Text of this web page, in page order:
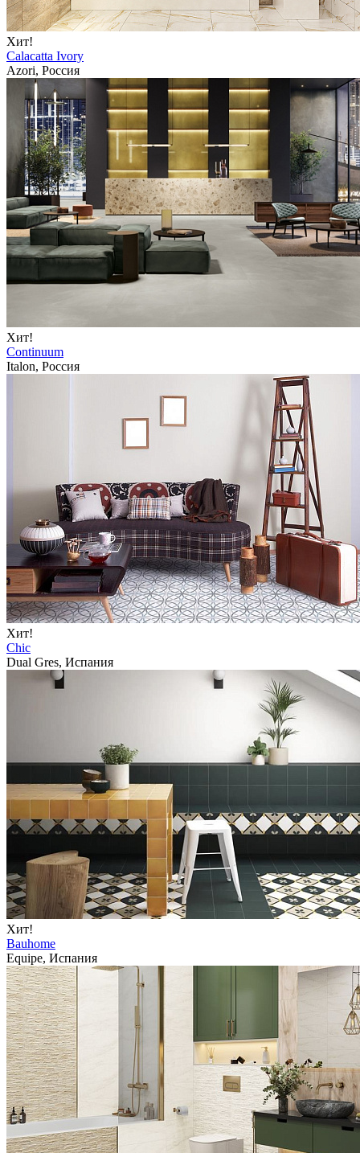
Хит!
Calacatta Ivory
Azori, Россия
Хит!
Continuum
Italon, Россия
Хит!
Chic
Dual Gres, Испания
Хит!
Bauhome
Equipe, Испания